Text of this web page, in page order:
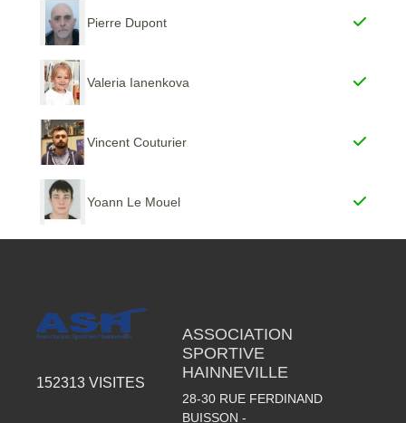
Pierre Dupont
Valeria Ianenkova
Vincent Couturier
Yoann Le Mouel
152313 VISITES
ASSOCIATION
SPORTIVE
HAINNEVILLE
28-30 RUE FERDINAND
BUISSON -